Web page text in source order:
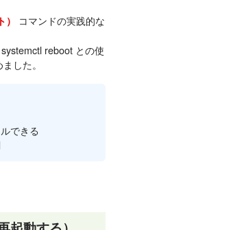
）
コマンドの実践的な
reboot との使
した。
できる